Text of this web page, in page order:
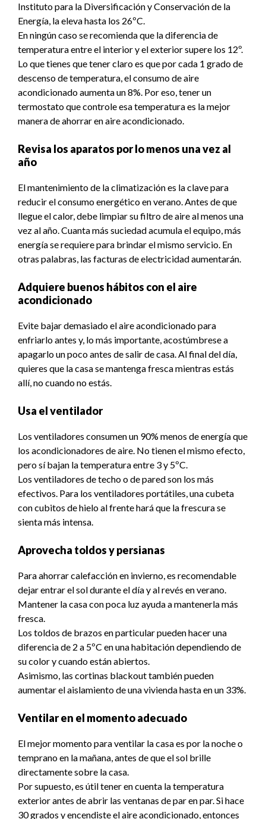
Instituto para la Diversificación y Conservación de la
Energía, la eleva hasta los 26ºC.
En ningún caso se recomienda que la diferencia de
temperatura entre el interior y el exterior supere los 12º.
Lo que tienes que tener claro es que por cada 1 grado de
descenso de temperatura, el consumo de aire
acondicionado aumenta un 8%. Por eso, tener un
termostato que controle esa temperatura es la mejor
manera de ahorrar en aire acondicionado.
Revisa los aparatos por lo menos una vez al
año
El mantenimiento de la climatización es la clave para
reducir el consumo energético en verano. Antes de que
llegue el calor, debe limpiar su filtro de aire al menos una
vez al año. Cuanta más suciedad acumula el equipo, más
energía se requiere para brindar el mismo servicio. En
otras palabras, las facturas de electricidad aumentarán.
Adquiere buenos hábitos con el aire
acondicionado
Evite bajar demasiado el aire acondicionado para
enfriarlo antes y, lo más importante, acostúmbrese a
apagarlo un poco antes de salir de casa. Al final del día,
quieres que la casa se mantenga fresca mientras estás
allí, no cuando no estás.
Usa el ventilador
Los ventiladores consumen un 90% menos de energía que
los acondicionadores de aire. No tienen el mismo efecto,
pero sí bajan la temperatura entre 3 y 5ºC.
Los ventiladores de techo o de pared son los más
efectivos. Para los ventiladores portátiles, una cubeta
con cubitos de hielo al frente hará que la frescura se
sienta más intensa.
Aprovecha toldos y persianas
Para ahorrar calefacción en invierno, es recomendable
dejar entrar el sol durante el día y al revés en verano.
Mantener la casa con poca luz ayuda a mantenerla más
fresca.
Los toldos de brazos en particular pueden hacer una
diferencia de 2 a 5ºC en una habitación dependiendo de
su color y cuando están abiertos.
Asimismo, las cortinas blackout también pueden
aumentar el aislamiento de una vivienda hasta en un 33%.
Ventilar en el momento adecuado
El mejor momento para ventilar la casa es por la noche o
temprano en la mañana, antes de que el sol brille
directamente sobre la casa.
Por supuesto, es útil tener en cuenta la temperatura
exterior antes de abrir las ventanas de par en par. Si hace
30 grados y encendiste el aire acondicionado, entonces